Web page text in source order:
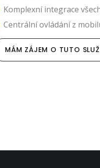
Komplexní integrace
Centrální ovládání z
MÁM ZÁJEM O TUTO